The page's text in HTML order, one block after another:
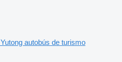
Yutong autobús de turismo